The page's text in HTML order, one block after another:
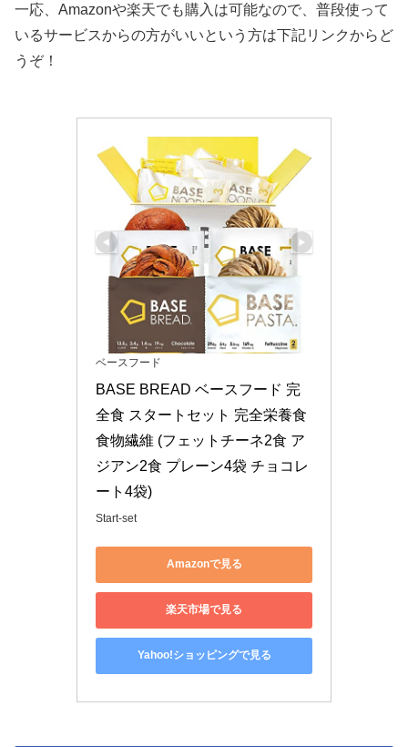
一応、Amazonや楽天でも購入は可能なので、普段使って
いるサービスからの方がいいという方は下記リンクからど
うぞ！
ベースフード
BASE BREAD ベースフード 完
全食 スタートセット 完全栄養食
食物繊維 (フェットチーネ2食 ア
ジアン2食 プレーン4袋 チョコレ
ート4袋)
Start-set
Amazonで見る
楽天市場で見る
Yahoo!ショッピングで見る